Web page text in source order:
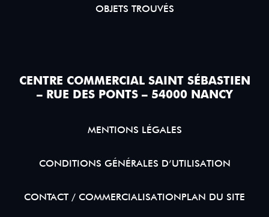
OBJETS TROUVÉS
CENTRE COMMERCIAL SAINT SÉBASTIEN
– RUE DES PONTS – 54000 NANCY
MENTIONS LÉGALES
CONDITIONS GÉNÉRALES D’UTILISATION
CONTACT / COMMERCIALISATIONPLAN DU SITE